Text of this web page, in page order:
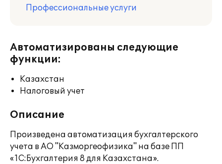
Профессиональные услуги
Автоматизированы следующие
функции:
Казахстан
Налоговый учет
Описание
Произведена автоматизация бухгалтерского
учета в АО "Казморгеофизика" на базе ПП
«1С:Бухгалтерия 8 для Казахстана».